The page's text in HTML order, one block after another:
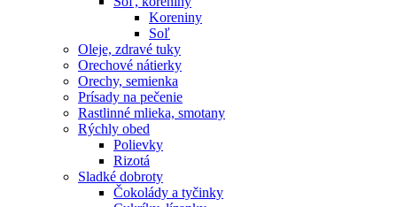
Koreniny
Soľ
Oleje, zdravé tuky
Orechové nátierky
Orechy, semienka
Prísady na pečenie
Rastlinné mlieka, smotany
Rýchly obed
Polievky
Rizotá
Sladké dobroty
Čokolády a tyčinky